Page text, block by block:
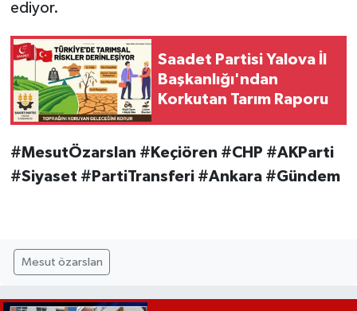
ediyor.
Saadet Partisi Yalova İl
Başkanlığı'ndan
Korkutan Tarım Raporu
#MesutÖzarslan #Keçiören #CHP #AKParti
#Siyaset #PartiTransferi #Ankara #Gündem
Mesut özarslan